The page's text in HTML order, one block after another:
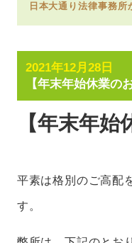
日本大通り法律事務
2021年12月28日
【年末年始休業の
【年末年始
平素は格別のご高配
す。